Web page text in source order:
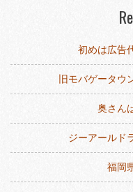
初めは広告
旧モバゲータウ
奥さん
ジーアールド
福岡